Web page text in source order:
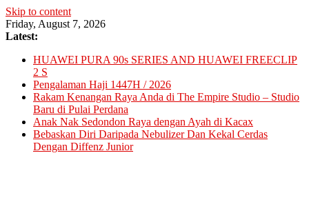
Skip to content
Friday, August 7, 2026
Latest:
HUAWEI PURA 90s SERIES AND HUAWEI FREECLIP
2 S
Pengalaman Haji 1447H / 2026
Rakam Kenangan Raya Anda di The Empire Studio – Studio
Baru di Pulai Perdana
Anak Nak Sedondon Raya dengan Ayah di Kacax
Bebaskan Diri Daripada Nebulizer Dan Kekal Cerdas
Dengan Diffenz Junior